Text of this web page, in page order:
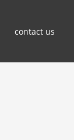
contact us